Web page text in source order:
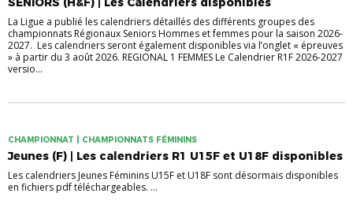
La Ligue a publié les calendriers détaillés des différents groupes des
championnats Régionaux Seniors Hommes et femmes pour la saison 2026-
2027. Les calendriers seront également disponibles via l’onglet « épreuves
» à partir du 3 août 2026. REGIONAL 1 FEMMES Le Calendrier R1F 2026-2027
versio...
CHAMPIONNAT | CHAMPIONNATS FÉMININS
Jeunes (F) | Les calendriers R1 U15F et U18F disponibles
Les calendriers Jeunes Féminins U15F et U18F sont désormais disponibles
en fichiers pdf téléchargeables. ...